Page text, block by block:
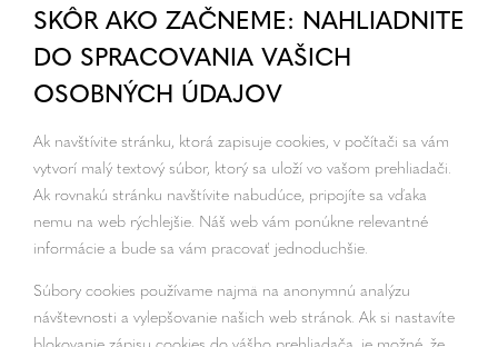
SKÔR AKO ZAČNEME: NAHLIADNITE
DO SPRACOVANIA VAŠICH
OSOBNÝCH ÚDAJOV
Ak navštívite stránku, ktorá zapisuje cookies, v počítači sa vám
vytvorí malý textový súbor, ktorý sa uloží vo vašom prehliadači.
Ak rovnakú stránku navštívite nabudúce, pripojíte sa vďaka
nemu na web rýchlejšie. Náš web vám ponúkne relevantné
informácie a bude sa vám pracovať jednoduchšie.
Súbory cookies používame najmä na anonymnú analýzu
návštevnosti a vylepšovanie našich web stránok. Ak si nastavíte
blokovanie zápisu cookies do vášho prehliadača, je možné, že